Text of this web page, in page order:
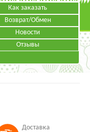
Как заказать
Возврат/Обмен
Новости
Отзывы
Доставка